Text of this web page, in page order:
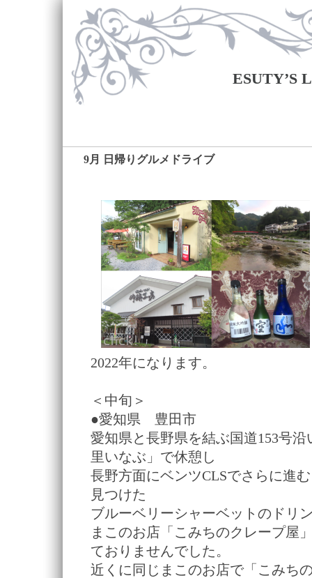
ESUTY’S
9月 日帰りグルメドライブ―
2022年になります。
＜中旬＞
●愛知県 豊田市
愛知県と長野県を結ぶ国道153号
里いなぶ」で休憩し
長野方面にベンツCLSでさらに進
見つけた
ブルーベリーシャーベットのドリ
まこのお店「こみちのクレープ屋
ておりませんでした。
近くに同じまこのお店で「こみち